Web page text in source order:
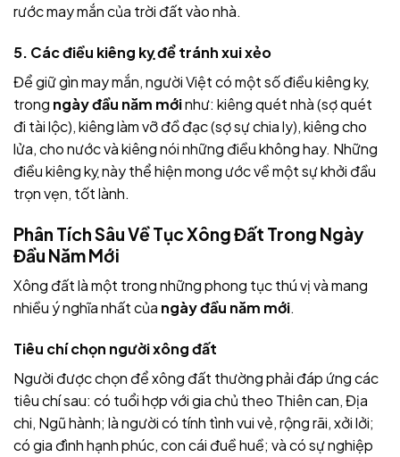
rước may mắn của trời đất vào nhà.
5. Các điều kiêng kỵ để tránh xui xẻo
Để giữ gìn may mắn, người Việt có một số điều kiêng kỵ
trong ngày đầu năm mớinhư: kiêng quét nhà (sợ quét
đi tài lộc), kiêng làm vỡ đồ đạc (sợ sự chia ly), kiêng cho
lửa, cho nước và kiêng nói những điều không hay. Những
điều kiêng kỵ này thể hiện mong ước về một sự khởi đầu
trọn vẹn, tốt lành.
Phân Tích Sâu Về Tục Xông Đất Trong Ngày
Đầu Năm Mới
Xông đất là một trong những phong tục thú vị và mang
nhiều ý nghĩa nhất của ngày đầu năm mới.
Tiêu chí chọn người xông đất
Người được chọn để xông đất thường phải đáp ứng các
tiêu chí sau: có tuổi hợp với gia chủ theo Thiên can, Địa
chi, Ngũ hành; là người có tính tình vui vẻ, rộng rãi, xởi lởi;
có gia đình hạnh phúc, con cái đuề huề; và có sự nghiệp